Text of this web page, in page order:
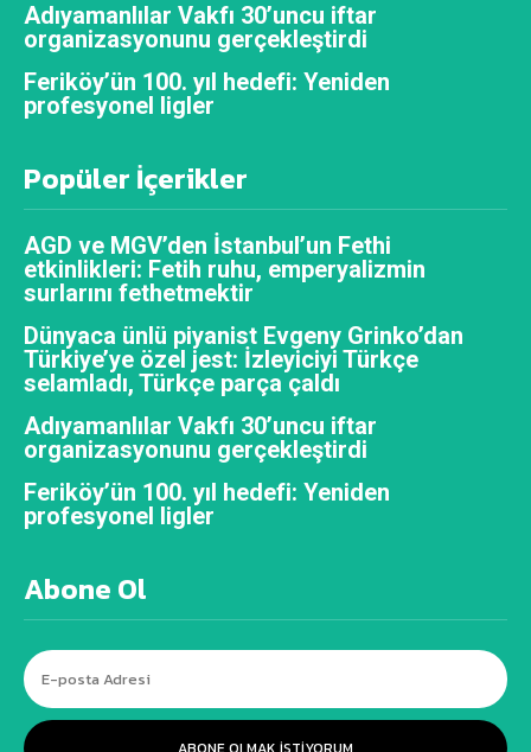
Adıyamanlılar Vakfı 30’uncu iftar
organizasyonunu gerçekleştirdi
Feriköy’ün 100. yıl hedefi: Yeniden
profesyonel ligler
Popüler İçerikler
AGD ve MGV’den İstanbul’un Fethi
etkinlikleri: Fetih ruhu, emperyalizmin
surlarını fethetmektir
Dünyaca ünlü piyanist Evgeny Grinko’dan
Türkiye’ye özel jest: İzleyiciyi Türkçe
selamladı, Türkçe parça çaldı
Adıyamanlılar Vakfı 30’uncu iftar
organizasyonunu gerçekleştirdi
Feriköy’ün 100. yıl hedefi: Yeniden
profesyonel ligler
Abone Ol